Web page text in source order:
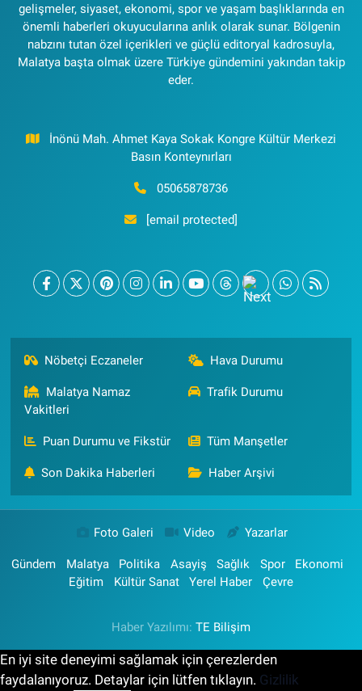
gelişmeler, siyaset, ekonomi, spor ve yaşam başlıklarında en
önemli haberleri okuyucularına anlık olarak sunar. Bölgenin
nabzını tutan özel içerikleri ve güçlü editoryal kadrosuyla,
Malatya başta olmak üzere Türkiye gündemini yakından takip
eder.
İnönü Mah. Ahmet Kaya Sokak Kongre Kültür Merkezi
Basın Konteynırları
05065878736
[email protected]
Nöbetçi Eczaneler Hava Durumu
Malatya Namaz
Vakitleri
Trafik Durumu
Puan Durumu ve Fikstür Tüm Manşetler
Son Dakika Haberleri Haber Arşivi
Foto Galeri Video Yazarlar
Gündem Malatya Politika Asayiş Sağlık Spor
Ekonomi
Eğitim
Kültür Sanat Yerel Haber Çevre
Haber Yazılımı: TE Bilişim
En iyi site deneyimi sağlamak için çerezlerden
faydalanıyoruz. Detaylar için lütfen tıklayın. Gizlilik